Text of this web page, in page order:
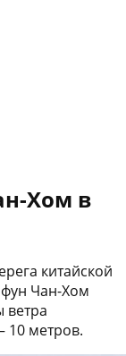
Хом в
китайской
Чан-Хом
ветра
10 метров.